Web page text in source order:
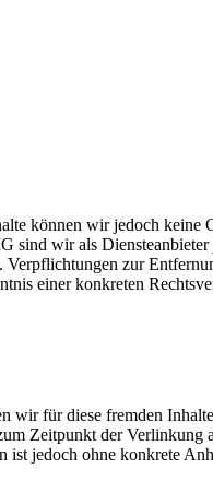
können wir jedoch keine
wir als
zur
einer konkreten
für diese fremden
Zeitpunkt der
jedoch ohne konkrete